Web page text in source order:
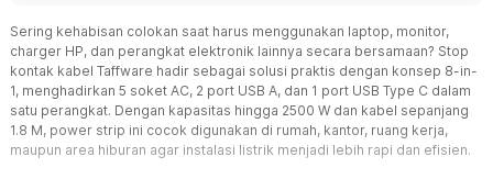
Sering kehabisan colokan saat harus menggunakan laptop, monitor,
charger HP, dan perangkat elektronik lainnya secara bersamaan? Stop
kontak kabel Taffware hadir sebagai solusi praktis dengan konsep 8-in-
1, menghadirkan 5 soket AC, 2 port USB A, dan 1 port USB Type C dalam
satu perangkat. Dengan kapasitas hingga 2500 W dan kabel sepanjang
1.8 M, power strip ini cocok digunakan di rumah, kantor, ruang kerja,
maupun area hiburan agar instalasi listrik menjadi lebih rapi dan efisien.